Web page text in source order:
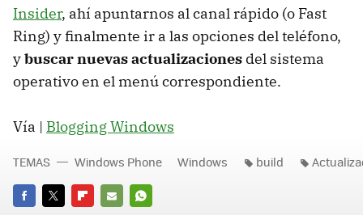
Insider, ahí apuntarnos al canal rápido (o Fast
Ring) y finalmente ir a las opciones del teléfono,
ybuscar nuevas actualizaciones del sistema
operativo en el menú correspondiente.
Vía | Blogging Windows
TEMAS Windows Phone Windows build